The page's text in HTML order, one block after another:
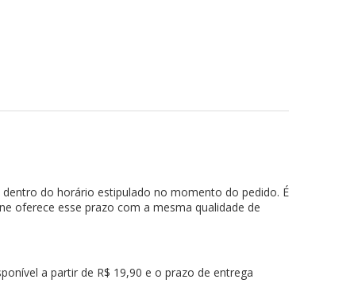
do horário estipulado no momento do pedido. É
oferece esse prazo com a mesma qualidade de
a partir de R$ 19,90 e o prazo de entrega